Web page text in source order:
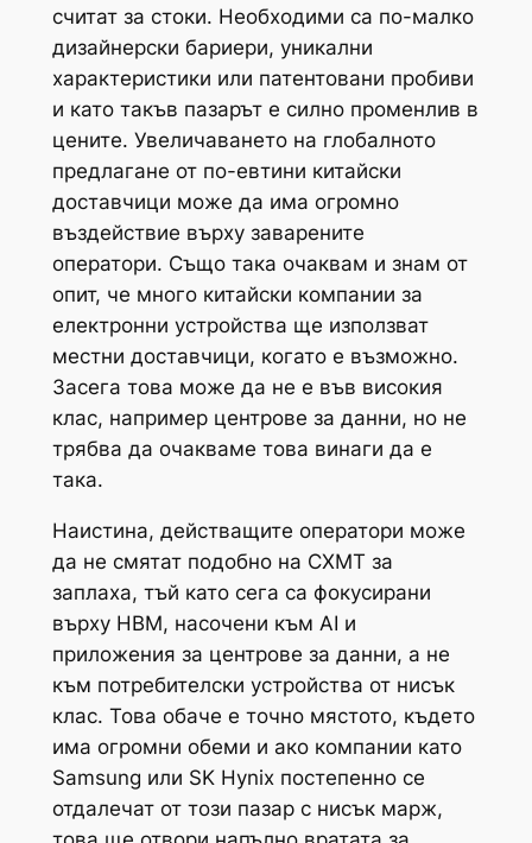
считат за стоки. Необходими са по-малко
дизайнерски бариери, уникални
характеристики или патентовани пробиви
и като такъв пазарът е силно променлив в
цените. Увеличаването на глобалното
предлагане от по-евтини китайски
доставчици може да има огромно
въздействие върху заварените
оператори. Също така очаквам и знам от
опит, че много китайски компании за
електронни устройства ще използват
местни доставчици, когато е възможно.
Засега това може да не е във високия
клас, например центрове за данни, но не
трябва да очакваме това винаги да е
така.
Наистина, действащите оператори може
да не смятат подобно на CXMT за
заплаха, тъй като сега са фокусирани
върху HBM, насочени към AI и
приложения за центрове за данни, а не
към потребителски устройства от нисък
клас. Това обаче е точно мястото, където
има огромни обеми и ако компании като
Samsung или SK Hynix постепенно се
отдалечат от този пазар с нисък марж,